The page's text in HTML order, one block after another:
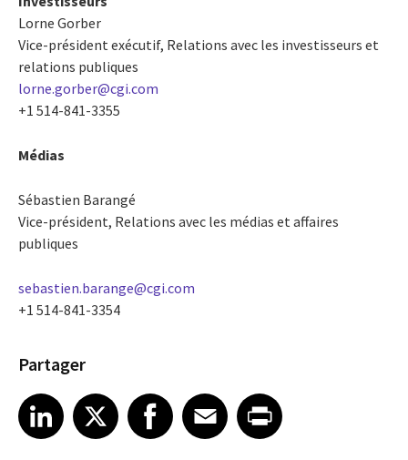
Lorne Gorber
Vice-président exécutif, Relations avec les investisseurs et
relations publiques
lorne.gorber@cgi.com
+1 514-841-3355
Médias
Sébastien Barangé
Vice-président, Relations avec les médias et affaires
publiques
sebastien.barange@cgi.com
+1 514-841-3354
Partager
Share article on LinkedIn
LinkedIn
Share article on XShare article on Facebook
Facebook
Share article on Email
EmailShare article on Print